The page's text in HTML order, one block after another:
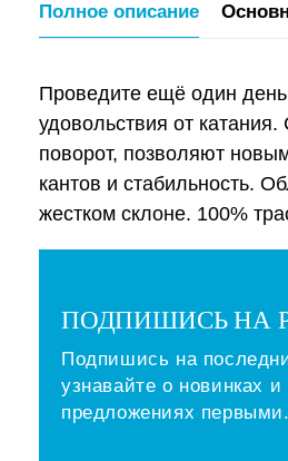
Полное описание
Проведите ещё один
удовольствия от
поворот, позволяют
кантов и стабильность.
жестком склоне. 100%
ПОДПИШИСЬ НА
Подпишись на
узнавайте о новинках
предложениях первыми.